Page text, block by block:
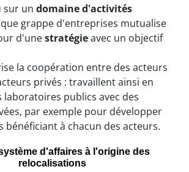
sur un domaine d'activités
grappe d'entreprises mutualise
d'unestratégieavec un objectif
la coopération entre des acteurs
privés : travaillent ainsi en
publics avec des
par exemple pour développer
bénéficiant à chacun des acteurs.
d'affaires à l'origine des
relocalisations